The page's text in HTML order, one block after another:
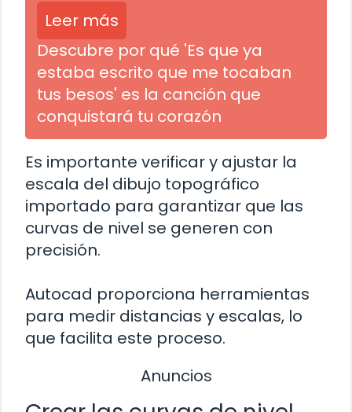
Leer más
Descubre por qué 'Es que ya
estaba escrito que me tocaban
tus besos' es la canción que
conquistará tu corazón
Es importante verificar y ajustar la
escala del dibujo topográfico
importado para garantizar que las
curvas de nivel se generen con
precisión.
Autocad proporciona herramientas
para medir distancias y escalas, lo
que facilita este proceso.
Anuncios